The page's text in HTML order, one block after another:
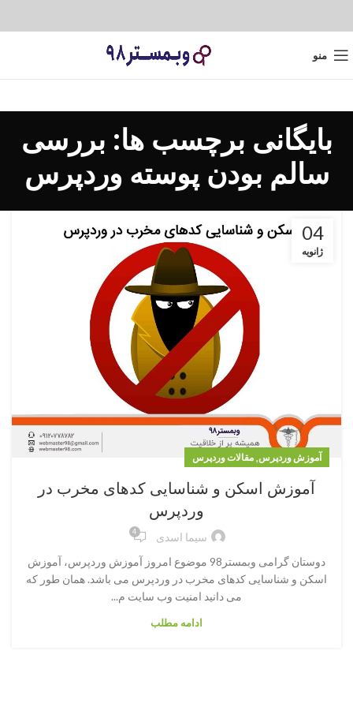
منو
بایگانی برچسب ها: بررسی
سالم بودن پوسته وردپرس
04
ژانویه
آموزش وردپرس, مقالات وردپرس
آموزش اسکن و شناسایی کدهای مخرب در
وردپرس
سیما اسدی 4
دوستان گرامی وبمستر98 موضوع امروز آموزش وردپرس، آموزش
اسکن و شناسایی کدهای مخرب در وردپرس می باشد. همان طور که
می دانید امنیت وب سایت م...
ادامه مطلب